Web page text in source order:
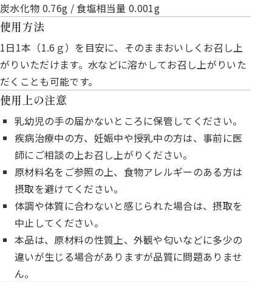
炭水化物 0.76g / 食塩相当量 0.001g
使用方法
1日1本（1.6ｇ）を目安に、そのままおいしくお召し上
がりいただけます。水などに溶かしてお召し上がりいた
だくことも可能です。
使用上の注意
乳幼児の手の届かないところに保管してください。
疾病治療中の方、妊娠中や授乳中の方は、事前に医
師にご相談の上お召し上がりください。
原材料名をご参照の上、食物アレルギーのある方は
摂取を避けてください。
体調や体質に合わないと感じられた場合は、摂取を
中止してください。
本品は、原材料の性質上、外観や匂いなどに多少の
違いが生じる場合がありますが品質に問題ありませ
ん。